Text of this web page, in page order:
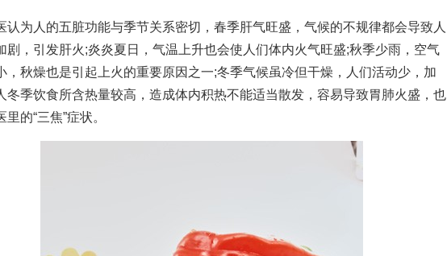
人的五脏功能与季节关系密切，春季肝气旺盛，气候的不规律都会导致人
剧，引发肝火;炎炎夏日，气温上升也会使人们体内火气旺盛;秋季少雨，空气
，秋燥也是引起上火的重要原因之一;冬季气候虽冷但干燥，人们活动少，加
冬季饮食所含热量较高，造成体内积热不能适当散发，容易导致胃肺火盛，也
里的“三焦”症状。